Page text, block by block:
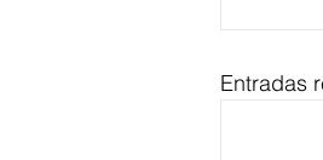
Entradas